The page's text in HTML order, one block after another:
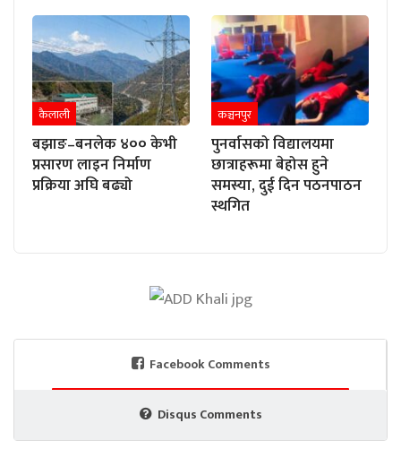
कैलाली
बझाङ–बनलेक ४०० केभी
प्रसारण लाइन निर्माण
प्रक्रिया अघि बढ्यो
कञ्चनपुर
पुनर्वासको विद्यालयमा
छात्राहरूमा बेहोस हुने
समस्या, दुई दिन पठनपाठन
स्थगित
Facebook Comments
Disqus Comments